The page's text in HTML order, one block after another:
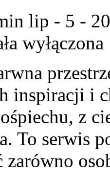
lip - 5 -
wyłączona
inspiracji i
z
To serwis
zarówno